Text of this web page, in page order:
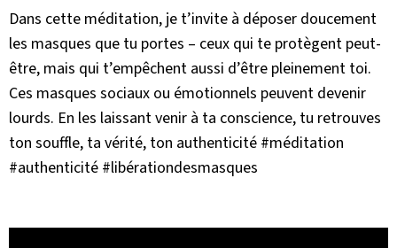
Dans cette méditation, je t’invite à déposer doucement
les masques que tu portes – ceux qui te protègent peut-
être, mais qui t’empêchent aussi d’être pleinement toi.
Ces masques sociaux ou émotionnels peuvent devenir
lourds. En les laissant venir à ta conscience, tu retrouves
ton souffle, ta vérité, ton authenticité #méditation
#authenticité #libérationdesmasques